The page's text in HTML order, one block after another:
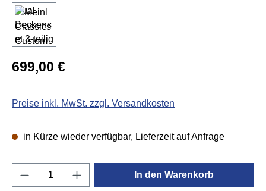
Regulärer Preis:
699,00 €
Preise inkl. MwSt. zzgl. Versandkosten
in Kürze wieder verfügbar, Lieferzeit auf Anfrage
Produkt Anzahl: Gib den gewünschten
In den Warenkorb